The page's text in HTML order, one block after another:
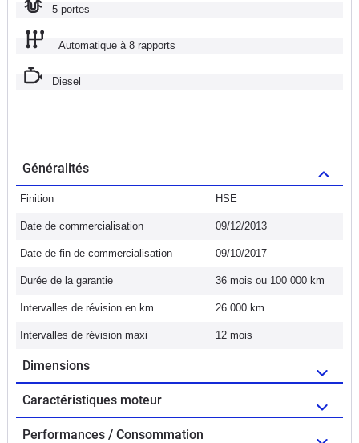
5 portes
Automatique à 8 rapports
Diesel
Généralités
Finition HSE
Date de commercialisation 09/12/2013
Date de fin de commercialisation 09/10/2017
Durée de la garantie 36 mois ou 100 000 km
Intervalles de révision en km 26 000 km
Intervalles de révision maxi 12 mois
Dimensions
Caractéristiques moteur
Performances / Consommation